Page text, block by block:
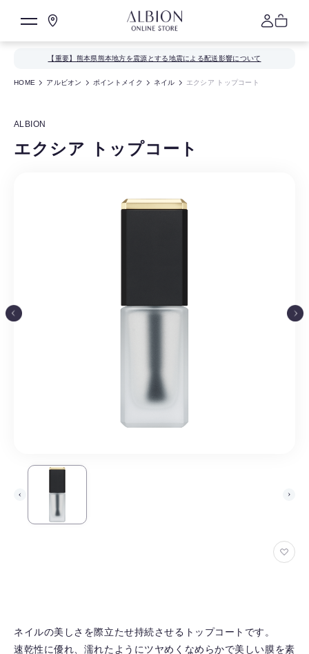
【重要】熊本県熊本地方を震源とする地震による配送影響について
HOME アルビオン ポイントメイク ネイル エクシア トップコート
ALBION
エクシア トップコート
お
ネイルの美しさを際立たせ持続させるトップコートです。
速乾性に優れ、濡れたようにツヤめくなめらかで美しい膜を素